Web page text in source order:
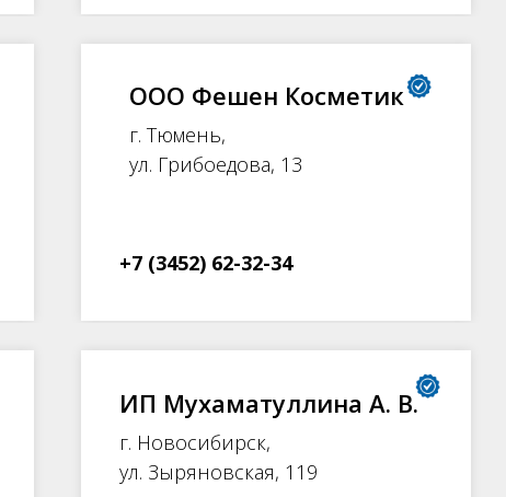
ООО Фешен Косметик
г. Тюмень,
ул. Грибоедова, 13
+7 (3452) 62-32-34
ИП Мухаматуллина А. В.
г. Новосибирск,
ул. Зыряновская, 119